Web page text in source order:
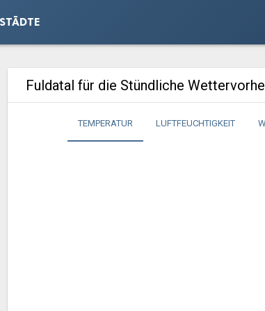
Fuldatal für die Stündliche
TEMPERATUR LUFTFEUCHTIGKEIT